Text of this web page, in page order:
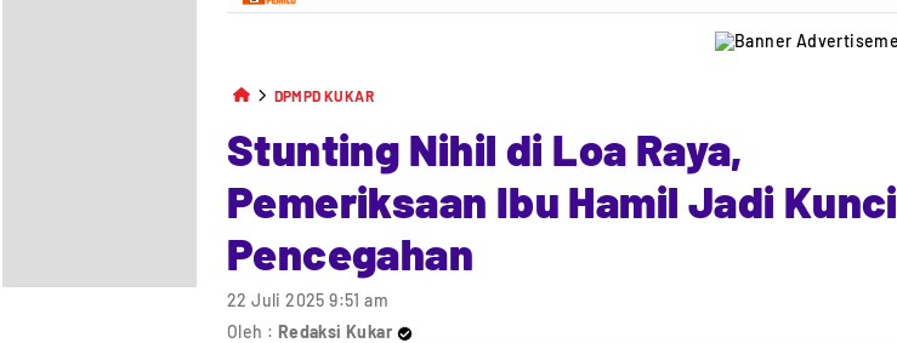
DPMPD KUKAR
Stunting Nihil di Loa Raya,
Pemeriksaan Ibu Hamil Jadi Kunci
Pencegahan
22 Juli 2025 9:51 am
Oleh : Redaksi Kukar